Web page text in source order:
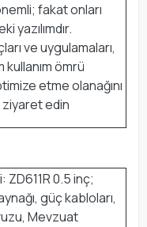
fakat onları
yazılımdır.
ve uygulamaları,
kullanım ömrü
etme olanağını
edin
ZD611R 0.5 inç;
güç kabloları,
Mevzuat